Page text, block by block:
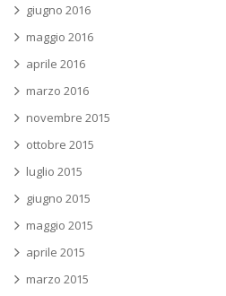
giugno 2016
maggio 2016
aprile 2016
marzo 2016
novembre 2015
ottobre 2015
luglio 2015
giugno 2015
maggio 2015
aprile 2015
marzo 2015